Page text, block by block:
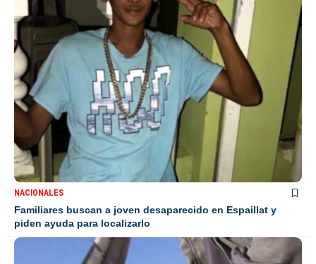
NACIONALES
Familiares buscan a joven desaparecido en Espaillat y
piden ayuda para localizarlo